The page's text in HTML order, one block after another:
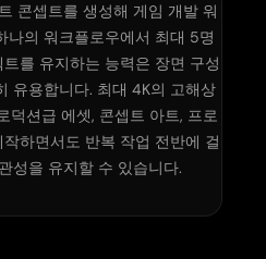
콘셉트를 생성해 게임 개발 워
나의 워크플로우에서 최대 5명
를 유지하는 능력은 장면 구성
유용합니다. 최대 4K의 고해상
덕션급 에셋, 콘셉트 아트, 프로
하면서도 반복 작업 전반에 걸
성을 유지할 수 있습니다.